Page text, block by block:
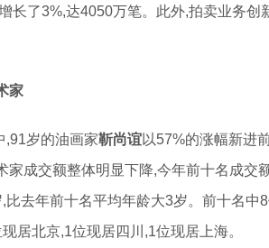
长了3%,达4050万笔。此外,拍卖业务
家
,91岁的油画家靳尚谊以57%的涨幅新进
家成交额整体明显下降,今年前十名成交
比去年前十名平均年龄大3岁。前十名中
居北京,1位现居四川,1位现居上海。